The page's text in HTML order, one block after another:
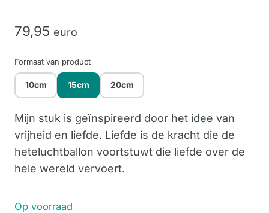
79,95 euro
Formaat van product
10cm 15cm 20cm
Mijn stuk is geïnspireerd door het idee van
vrijheid en liefde. Liefde is de kracht die de
heteluchtballon voortstuwt die liefde over de
hele wereld vervoert.
Op voorraad